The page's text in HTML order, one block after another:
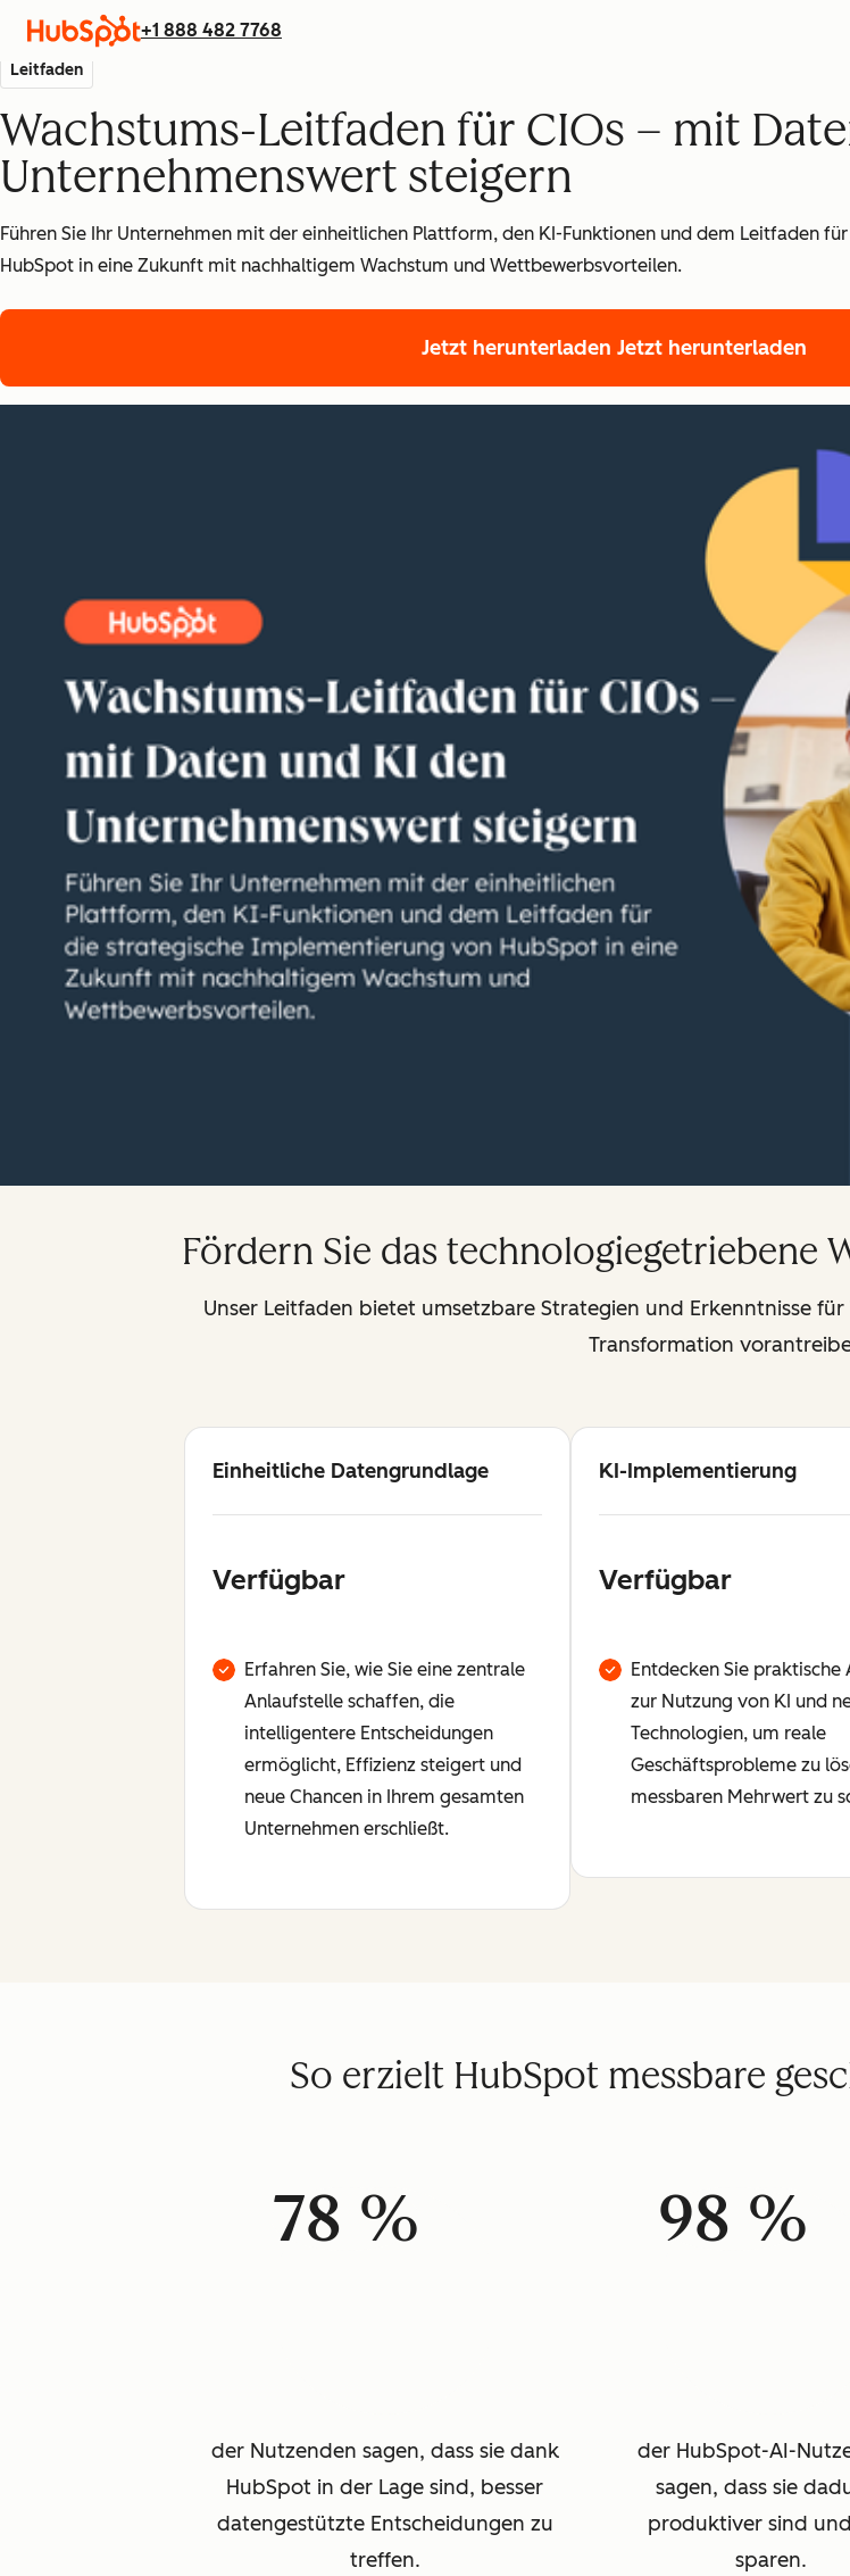
+1 888 482 7768
Leitfaden
Wachstums-Leitfaden für CIOs – mit
Unternehmenswert steigern
Führen Sie Ihr Unternehmen mit der einheitlichen Plattform, den KI-Funktionen und dem Leitfaden
HubSpot in eine Zukunft mit nachhaltigem Wachstum und Wettbewerbsvorteilen.
Jetzt herunterladen Jetzt herunterladen
Fördern Sie das technologiegetriebene
Unser Leitfaden bietet umsetzbare Strategien und Erkenntnisse
Transformation
Einheitliche Datengrundlage
Verfügbar
Erfahren Sie, wie Sie eine zentrale
Anlaufstelle schaffen, die
intelligentere Entscheidungen
ermöglicht, Effizienz steigert und
neue Chancen in Ihrem gesamten
Unternehmen erschließt.
KI-Implementierung
Verfügbar
Entdecken Sie praktische
zur Nutzung von KI und
Technologien, um reale
Geschäftsprobleme zu
messbaren Mehrwert zu
So erzielt HubSpot messbare
78 %
der Nutzenden sagen, dass sie dank
HubSpot in der Lage sind, besser
datengestützte Entscheidungen zu
treffen.
98 %
der HubSpot-AI-
sagen, dass sie
produktiver sind
sparen.